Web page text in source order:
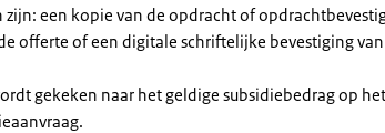
een kopie van de opdracht of
offerte of een digitale schriftelijke bevestiging
gekeken naar het geldige subsidiebedrag op